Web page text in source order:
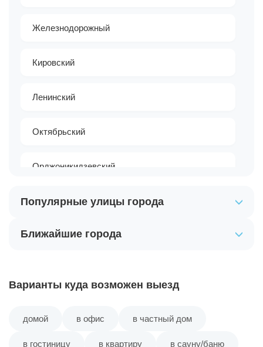
Железнодорожный
Кировский
Ленинский
Октябрьский
Орджоникидзевский
Чкаловский
Популярные улицы города
Ближайшие города
Варианты куда возможен выезд
домой в офис в частный дом
в гостиницу в квартиру в сауну/баню